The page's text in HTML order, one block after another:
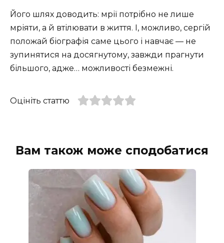
Його шлях доводить: мрії потрібно не лише
мріяти, а й втілювати в життя. І, можливо, сергій
положай біографія саме цього і навчає — не
зупинятися на досягнутому, завжди прагнути
більшого, адже… можливості безмежні.
Оцініть статтю
Вам також може сподобатися